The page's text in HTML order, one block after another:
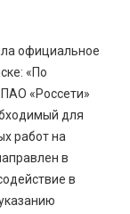
официальное
«По
«Россети»
для
работ на
в
в